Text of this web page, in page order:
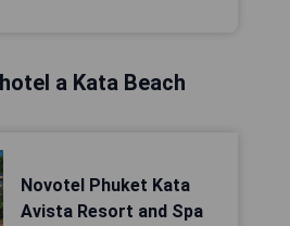
a Kata Beach
Novotel Phuket Kata
Avista Resort and Spa